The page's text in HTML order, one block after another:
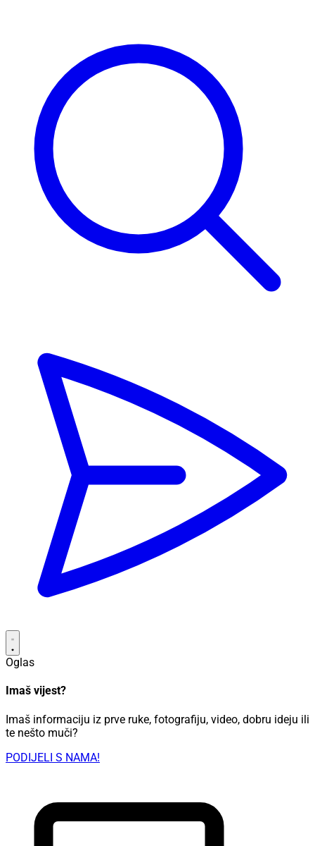
Oglas
Imaš vijest?
Imaš informaciju iz prve ruke, fotografiju, video, dobru ideju ili
te nešto muči?
PODIJELI S NAMA!